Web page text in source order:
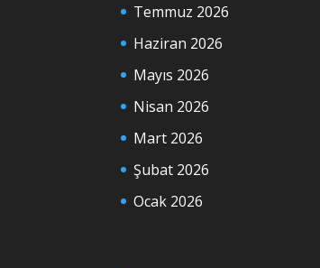
Temmuz 2026
Haziran 2026
Mayıs 2026
Nisan 2026
Mart 2026
Şubat 2026
Ocak 2026